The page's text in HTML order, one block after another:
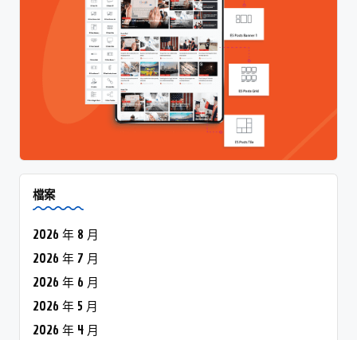
檔案
2026 年 8 月
2026 年 7 月
2026 年 6 月
2026 年 5 月
2026 年 4 月